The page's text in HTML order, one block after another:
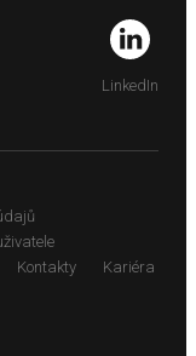
LinkedIn
Kontakty Kariéra